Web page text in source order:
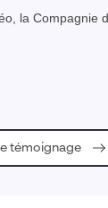
ventes avec
la Compagnie
témoignage